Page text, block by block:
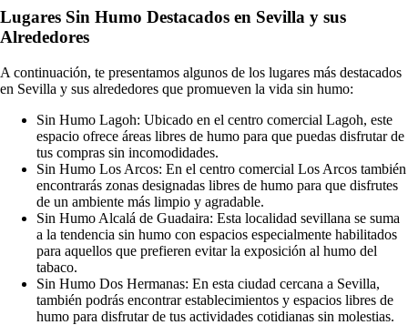
Lugares Sin Humo Destacados en Sevilla y sus
Alrededores
A continuación, te presentamos algunos de los lugares más destacados
en Sevilla y sus alrededores que promueven la vida sin humo:
Sin Humo Lagoh: Ubicado en el centro comercial Lagoh, este
espacio ofrece áreas libres de humo para que puedas disfrutar de
tus compras sin incomodidades.
Sin Humo Los Arcos: En el centro comercial Los Arcos también
encontrarás zonas designadas libres de humo para que disfrutes
de un ambiente más limpio y agradable.
Sin Humo Alcalá de Guadaira: Esta localidad sevillana se suma
a la tendencia sin humo con espacios especialmente habilitados
para aquellos que prefieren evitar la exposición al humo del
tabaco.
Sin Humo Dos Hermanas: En esta ciudad cercana a Sevilla,
también podrás encontrar establecimientos y espacios libres de
humo para disfrutar de tus actividades cotidianas sin molestias.